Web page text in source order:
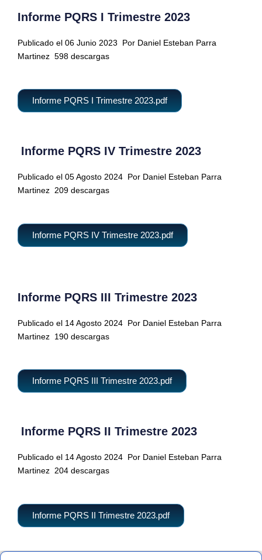
Informe PQRS I Trimestre 2023
Publicado el 06 Junio 2023
Por Daniel Esteban Parra
Martinez 598 descargas
Informe PQRS I Trimestre 2023.pdf
Informe PQRS IV Trimestre 2023
Publicado el 05 Agosto 2024 Por Daniel Esteban Parra
Martinez 209 descargas
Informe PQRS IV Trimestre 2023.pdf
Informe PQRS III Trimestre 2023
Publicado el 14 Agosto 2024 Por Daniel Esteban Parra
Martinez 190 descargas
Informe PQRS III Trimestre 2023.pdf
Informe PQRS II Trimestre 2023
Publicado el 14 Agosto 2024 Por Daniel Esteban Parra
Martinez 204 descargas
Informe PQRS II Trimestre 2023.pdf